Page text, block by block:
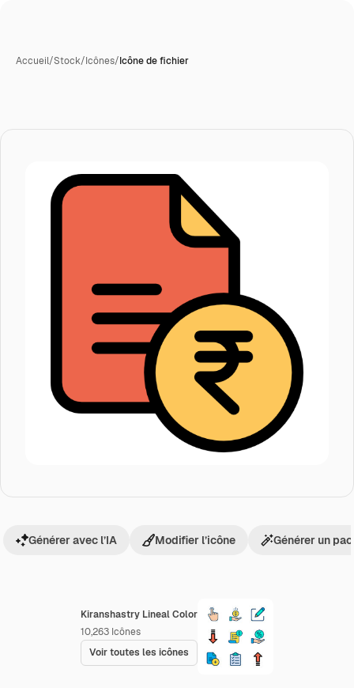
Accueil/Stock/Icônes/Icône de fichier
Kiranshastry Lineal Color
10,263 Icônes
Voir toutes les icônes
Générer avec l’IA Modifier l’icône Générer un